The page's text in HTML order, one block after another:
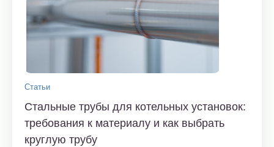
Статьи
Стальные трубы для котельных установок:
требования к материалу и как выбрать
круглую трубу